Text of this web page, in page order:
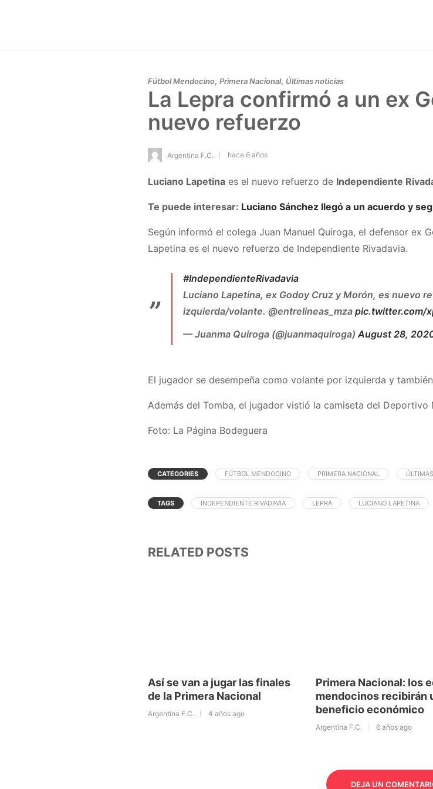
Fútbol Mendocino, Primera Nacional, Últimas noticias
La Lepra confirmó a un ex
nuevo refuerzo
Argentina F.C. hace 6 años
Luciano Lapetina es el nuevo refuerzo de Independiente
Te puede interesar: Luciano Sánchez llegó a un acuerdo y
Según informó el colega Juan Manuel Quiroga, el defensor ex
Lapetina es el nuevo refuerzo de Independiente Rivadavia.
#IndependienteRivadavia
Luciano Lapetina, ex Godoy Cruz y Morón, es nuevo
izquierda/volante. @entrelineas_mza pic.twitter.com/
— Juanma Quiroga (@juanmaquiroga) August 28,
El jugador se desempeña como volante por izquierda y
Además del Tomba, el jugador vistió la camiseta del Deportivo
Foto: La Página Bodeguera
CATEGORIES FÚTBOL MENDOCINO PRIMERA NACIONAL
TAGS INDEPENDIENTE RIVADAVIA LEPRA LUCIANO LAPETINA
RELATED POSTS
Así se van a jugar las finales
de la Primera Nacional
Argentina F.C. 4 años ago
Primera Nacional: los
mendocinos recibirán
beneficio económico
Argentina F.C. 6 años ago
DEJA UN